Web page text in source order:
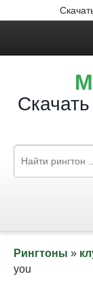
Рингтоны »
you